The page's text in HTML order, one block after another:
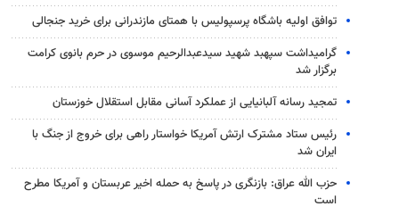
توافق اولیه باشگاه پرسپولیس با همتای مازندرانی برای خرید جنجالی
گرامیداشت سپهبد شهید سیدعبدالرحیم موسوی در حرم بانوی کرامت
برگزار شد
تمجید رسانه آلبانیایی از عملکرد آسانی مقابل استقلال خوزستان
رئیس ستاد مشترک ارتش آمریکا خواستار راهی برای خروج از جنگ با
ایران شد
حزب الله عراق: بازنگری در پاسخ به حمله اخیر عربستان و آمریکا مطرح
است